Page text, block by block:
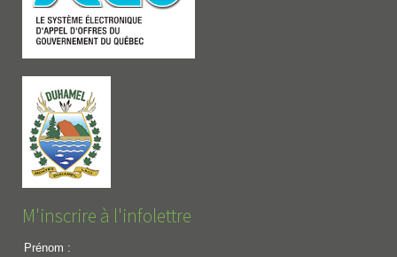
M'inscrire à l'infolettre
Prénom :